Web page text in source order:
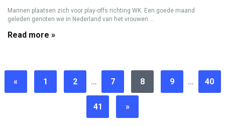
Mannen plaatsen zich voor play-offs richting WK. Een goede maand
geleden genoten we in Nederland van het vrouwen ...
Read more »
« 1 2 … 7 8 9 … 40
41 »